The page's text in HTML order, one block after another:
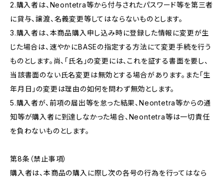
2.購入者は、Neontetra等から付与されたパスワード等を第三者
に貸与、譲渡、名義変更等してはならないものとします。
3.購入者は、本商品購入申し込み時に登録した情報に変更が生
じた場合は、速やかにBASEの指定する方法にて変更手続を行う
ものとします。尚、「氏名」の変更には、これを証する書面を要し、
当該書面のない氏名変更は無効とする場合があります。また「生
年月日」の変更は理由の如何を問わず無効とします。
5.購入者が、前項の届出等を怠った結果、Neontetra等からの通
知等が購入者に到達しなかった場合、Neontetra等は一切責任
を負わないものとします。
第8条（禁止事項）
購入者は、本商品の購入に際し次の各号の行為を行ってはなら